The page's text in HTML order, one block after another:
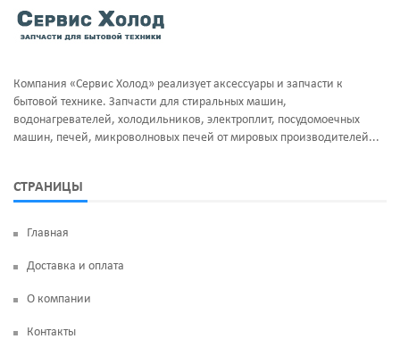
Тэны и нагреватели
Фильтра клапан шредора
Ручка люка
Суппорт и фланцы барабана
Термодатчики
УБЛ
Компания «Сервис Холод» реализует аксессуары и запчасти к
бытовой технике. Запчасти для стиральных машин,
водонагревателей, холодильников, электроплит, посудомоечных
машин, печей, микроволновых печей от мировых производителей...
СТРАНИЦЫ
Главная
Доставка и оплата
О компании
Контакты